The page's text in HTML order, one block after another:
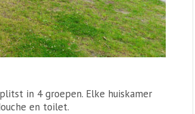
in 4 groepen. Elke huiskamer
en toilet.